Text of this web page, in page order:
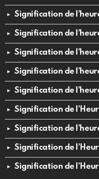
Signification de
Signification de
Signification de
Signification de
Signification de l’heure
Signification de
Signification de
Signification de
Signification de